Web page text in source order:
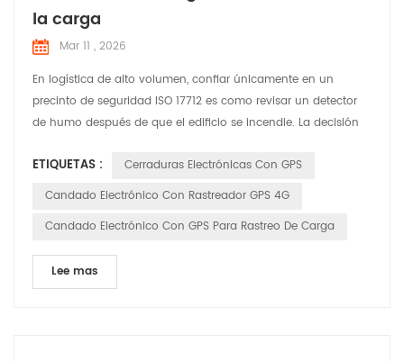
la carga
Mar 11 , 2026
En logística de alto volumen, confiar únicamente en un
precinto de seguridad ISO 17712 es como revisar un detector
de humo después de que el edificio se incendie. La decisión
se trata solo de cerrar una puerta. — Es una elección
estratégica entre gestionar una pérdida y prevenirla. Como
ETIQUETAS :
Cerraduras Electrónicas Con GPS
Candado Electrónico Con Rastreador GPS 4G
Candado Electrónico Con GPS Para Rastreo De Carga
Lee mas